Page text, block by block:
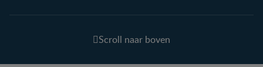
Scroll naar boven